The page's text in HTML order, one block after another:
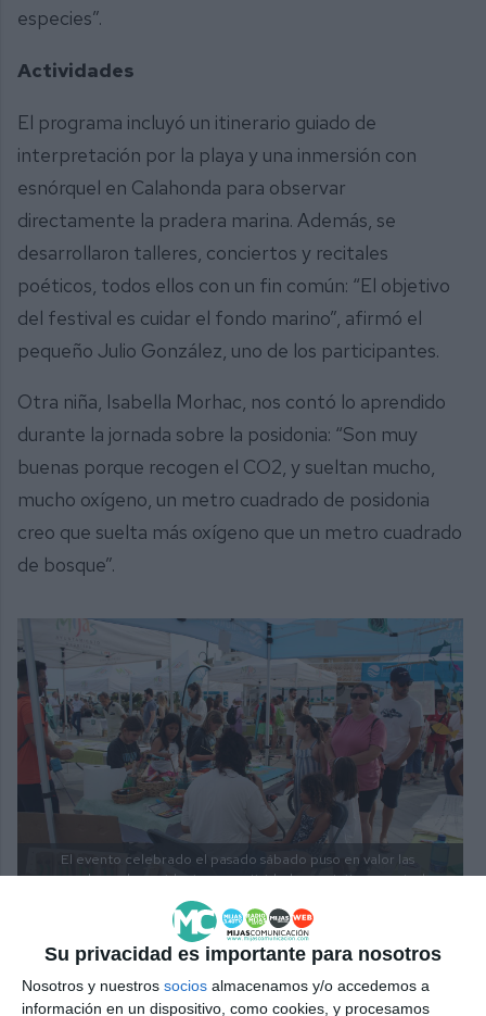
Su privacidad es importante para nosotros
Nosotros y nuestros socios almacenamos y/o accedemos a
información en un dispositivo, como cookies, y procesamos
especies”.
Actividades
El programa incluyó un itinerario guiado de
interpretación por la playa y una inmersión con
esnórquel en Calahonda para observar
directamente la pradera marina. Además, se
desarrollaron talleres, conciertos y recitales
poéticos, todos ellos con un fin común: “El objetivo
del festival es cuidar el fondo marino”, afirmó el
pequeño Julio González, uno de los participantes.
Otra niña, Isabella Morhac, nos contó lo aprendido
durante la jornada sobre la posidonia: “Son muy
buenas porque recogen el CO2, y sueltan mucho,
mucho oxígeno, un metro cuadrado de posidonia
creo que suelta más oxígeno que un metro cuadrado
de bosque”.
El evento celebrado el pasado sábado puso en valor las
praderas de posidonia con actividades gratuitas para todos
MIJAS COMUNICACIÓN
Los asistentes más mayores valoraron